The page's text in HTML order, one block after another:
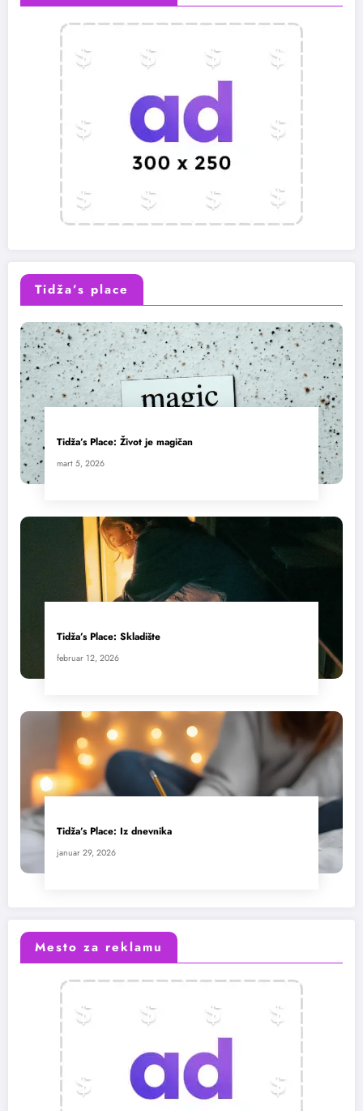
Tidža’s place
Tidža’s Place: Život je magičan
mart 5, 2026
Tidža’s Place: Skladište
februar 12, 2026
Tidža’s Place: Iz dnevnika
januar 29, 2026
Mesto za reklamu